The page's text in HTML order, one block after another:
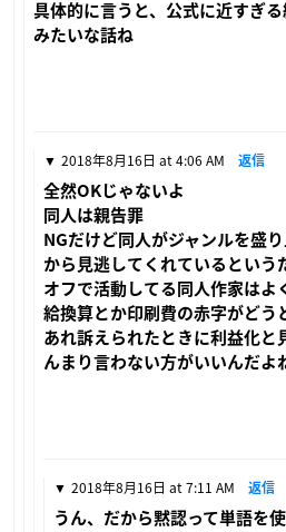
具体的に言うと、公式に近すぎる
みたいな話ね
2018年8月16日 at 4:06 AM 返信
全然OKじゃないよ
同人は親告罪
NGだけど同人がジャンルを盛
から見逃してくれているという
オフで活動してる同人作家はよ
給換算とか印刷費の赤字がどう
あれ訴えられたときに利益化と
んまり言わない方がいいんだよ
2018年8月16日 at 7:11 AM 返信
うん、だから黙認って単語を